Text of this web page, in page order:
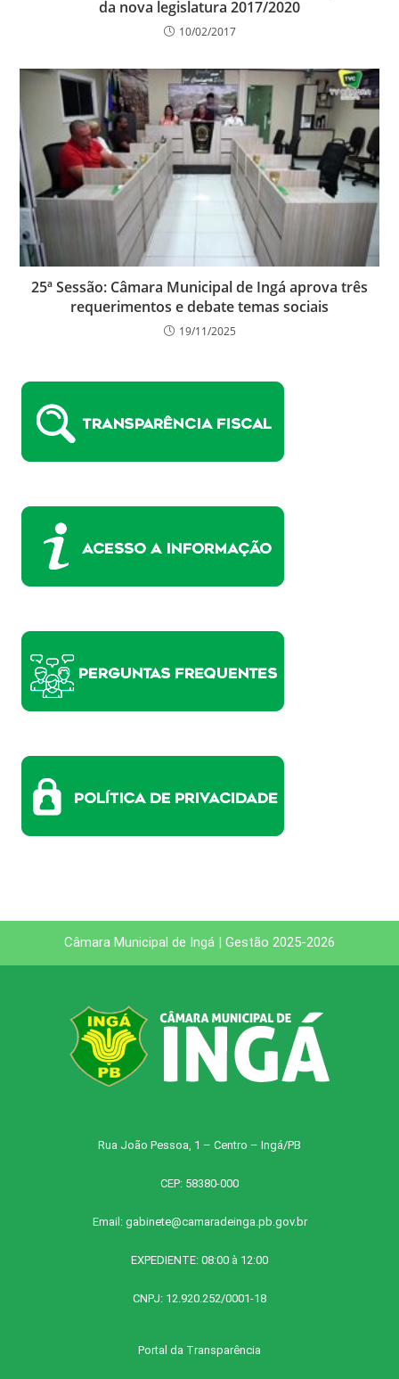
da nova legislatura 2017/2020
10/02/2017
25ª Sessão: Câmara Municipal de Ingá aprova três
requerimentos e debate temas sociais
19/11/2025
Câmara Municipal de Ingá | Gestão 2025-2026
Rua João Pessoa, 1 – Centro – Ingá/PB
CEP: 58380-000
Email: gabinete@camaradeinga.pb.gov.br
EXPEDIENTE: 08:00 à 12:00
CNPJ: 12.920.252/0001-18
Portal da Transparência